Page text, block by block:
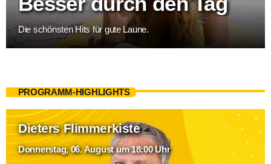
Die schönsten Hits für gute Laune.
PROGRAMM-HIGHLIGHTS
Dieters Flimmerkiste
Donnerstag, 06. August um 18:00 Uhr